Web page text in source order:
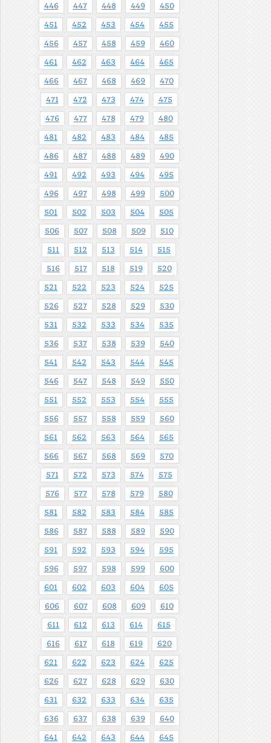
446 447 448 449 450
451 452 453 454 455
456 457 458 459 460
461 462 463 464 465
466 467 468 469 470
471 472 473 474 475
476 477 478 479 480
481 482 483 484 485
486 487 488 489 490
491 492 493 494 495
496 497 498 499 500
501 502 503 504 505
506 507 508 509 510
511 512 513 514 515
516 517 518 519 520
521 522 523 524 525
526 527 528 529 530
531 532 533 534 535
536 537 538 539 540
541 542 543 544 545
546 547 548 549 550
551 552 553 554 555
556 557 558 559 560
561 562 563 564 565
566 567 568 569 570
571 572 573 574 575
576 577 578 579 580
581 582 583 584 585
586 587 588 589 590
591 592 593 594 595
596 597 598 599 600
601 602 603 604 605
606 607 608 609 610
611 612 613 614 615
616 617 618 619 620
621 622 623 624 625
626 627 628 629 630
631 632 633 634 635
636 637 638 639 640
641 642 643 644 645